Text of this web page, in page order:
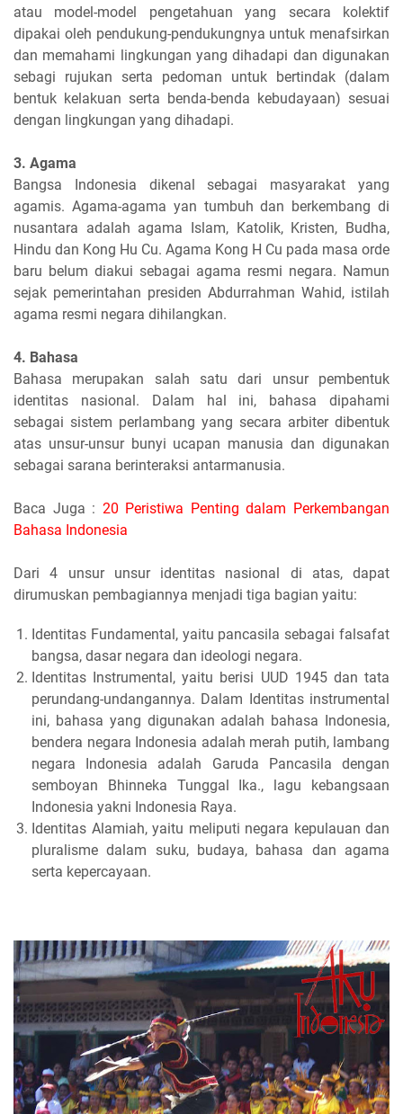
atau model-model pengetahuan yang secara kolektif
dipakai oleh pendukung-pendukungnya untuk menafsirkan
dan memahami lingkungan yang dihadapi dan digunakan
sebagi rujukan serta pedoman untuk bertindak (dalam
bentuk kelakuan serta benda-benda kebudayaan) sesuai
dengan lingkungan yang dihadapi.
3. Agama
Bangsa Indonesia dikenal sebagai masyarakat yang
agamis. Agama-agama yan tumbuh dan berkembang di
nusantara adalah agama Islam, Katolik, Kristen, Budha,
Hindu dan Kong Hu Cu. Agama Kong H Cu pada masa orde
baru belum diakui sebagai agama resmi negara. Namun
sejak pemerintahan presiden Abdurrahman Wahid, istilah
agama resmi negara dihilangkan.
4. Bahasa
Bahasa merupakan salah satu dari unsur pembentuk
identitas nasional. Dalam hal ini, bahasa dipahami
sebagai sistem perlambang yang secara arbiter dibentuk
atas unsur-unsur bunyi ucapan manusia dan digunakan
sebagai sarana berinteraksi antarmanusia.
Baca Juga : 20 Peristiwa Penting dalam Perkembangan
Bahasa Indonesia
Dari 4 unsur unsur identitas nasional di atas, dapat
dirumuskan pembagiannya menjadi tiga bagian yaitu:
Identitas Fundamental, yaitu pancasila sebagai falsafat
bangsa, dasar negara dan ideologi negara.
Identitas Instrumental, yaitu berisi UUD 1945 dan tata
perundang-undangannya. Dalam Identitas instrumental
ini, bahasa yang digunakan adalah bahasa Indonesia,
bendera negara Indonesia adalah merah putih, lambang
negara Indonesia adalah Garuda Pancasila dengan
semboyan Bhinneka Tunggal Ika., lagu kebangsaan
Indonesia yakni Indonesia Raya.
Identitas Alamiah, yaitu meliputi negara kepulauan dan
pluralisme dalam suku, budaya, bahasa dan agama
serta kepercayaan.